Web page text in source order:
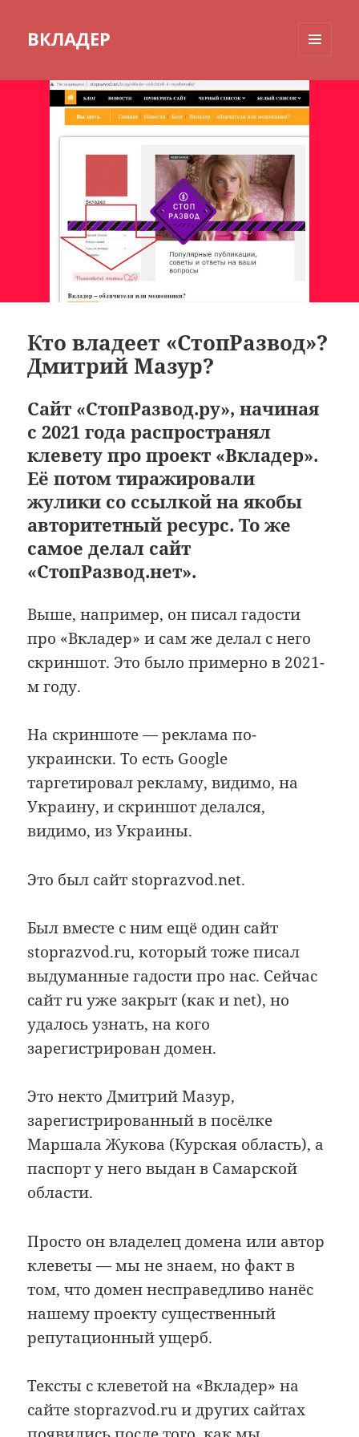
ВКЛАДЕР
ВИДЖЕТЫ
Кто владеет «СтопРазвод»?
Дмитрий Мазур?
Сайт «СтопРазвод.ру», начиная
с 2021 года распространял
клевету про проект «Вкладер».
Её потом тиражировали
жулики со ссылкой на якобы
авторитетный ресурс. То же
самое делал сайт
«СтопРазвод.нет».
Выше, например, он писал гадости
про «Вкладер» и сам же делал с него
скриншот. Это было примерно в 2021-
м году.
На скриншоте — реклама по-
украински. То есть Google
таргетировал рекламу, видимо, на
Украину, и скриншот делался,
видимо, из Украины.
Это был сайт stoprazvod.net.
Был вместе с ним ещё один сайт
stoprazvod.ru, который тоже писал
выдуманные гадости про нас. Сейчас
сайт ru уже закрыт (как и net), но
удалось узнать, на кого
зарегистрирован домен.
Это некто Дмитрий Мазур,
зарегистрированный в посёлке
Маршала Жукова (Курская область), а
паспорт у него выдан в Самарской
области.
Просто он владелец домена или автор
клеветы — мы не знаем, но факт в
том, что домен несправедливо нанёс
нашему проекту существенный
репутационный ущерб.
Тексты с клеветой на «Вкладер» на
сайте stoprazvod.ru и других сайтах